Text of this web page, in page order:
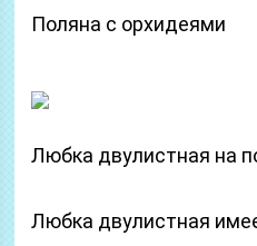
Поляна с орхидеями
Любка двулистная на
Любка двулистная